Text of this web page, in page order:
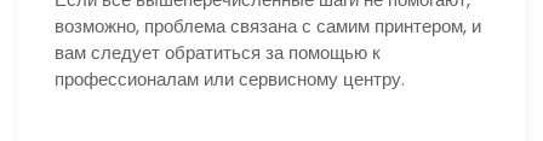
возможно, проблема связана с самим принтером, и
вам следует обратиться за помощью к
профессионалам или сервисному центру.